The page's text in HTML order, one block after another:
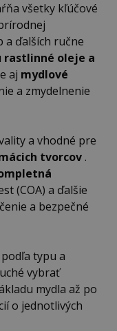
všetky kľúčové
a ďalších ručne
rastlinné oleje a
aj mydlové
a zmydelnenie
a vhodné pre
tvorcov .
(COA) a ďalšie
a bezpečné
typu a
vybrať
mydla až po
o jednotlivých